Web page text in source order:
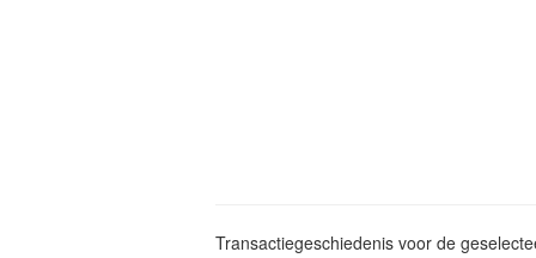
Transactiegeschiedenis voor de